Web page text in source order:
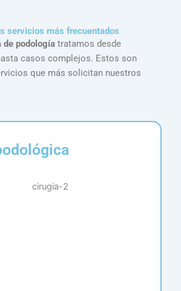
servicios más frecuentados
de podología tratamos desde
casos complejos. Estos son
que más solicitan nuestros